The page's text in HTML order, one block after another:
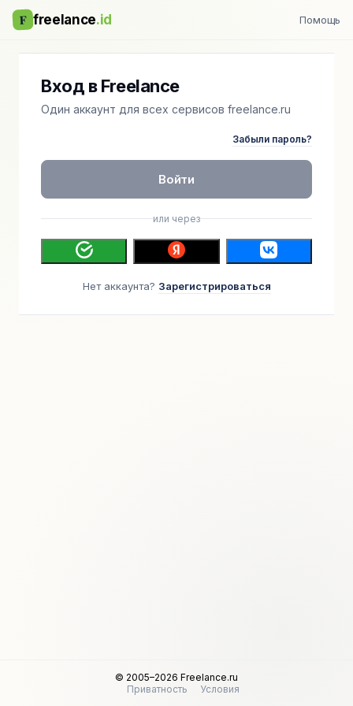
F freelance.id Помощь
Вход в Freelance
Один аккаунт для всех сервисов freelance.ru
Забыли пароль?
Войти
или через
Нет аккаунта? Зарегистрироваться
© 2005–2026 Freelance.ru
Приватность
Условия